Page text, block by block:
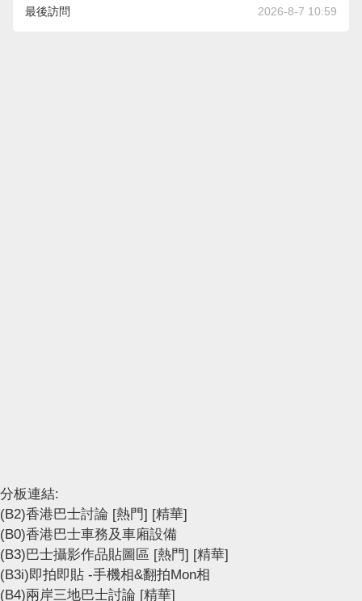
最後訪問 2026-8-7 10:59
分板連結:
(B2)香港巴士討論 [熱門] [精華]
(B0)香港巴士車務及車廂設備
(B3)巴士攝影作品貼圖區 [熱門] [精華]
(B3i)即拍即貼 -手機相&翻拍Mon相
(B4)兩岸三地巴士討論 [精華]